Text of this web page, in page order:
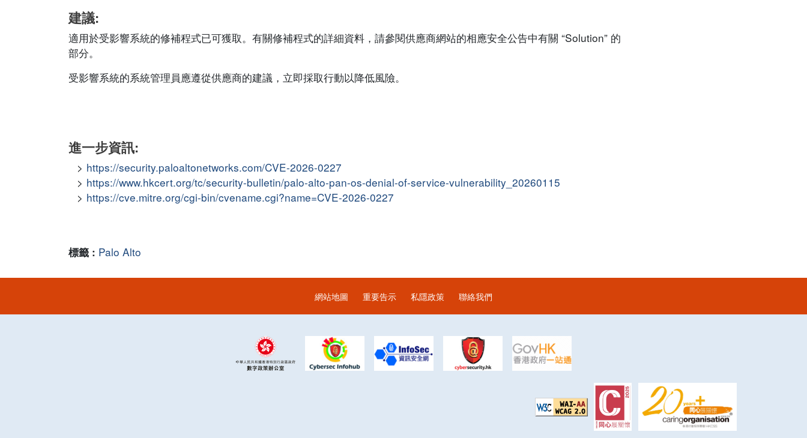
建議:
適用於受影響系統的修補程式已可獲取。有關修補程式的詳細資料，請參閱供應商網站的相應安全公告中有關 “Solution” 的
部分。
受影響系統的系統管理員應遵從供應商的建議，立即採取行動以降低風險。
進一步資訊:
https://security.paloaltonetworks.com/CVE-2026-0227
https://www.hkcert.org/tc/security-bulletin/palo-alto-pan-os-denial-of-service-vulnerability_20260115
https://cve.mitre.org/cgi-bin/cvename.cgi?name=CVE-2026-0227
標籤 : Palo Alto
網站地圖 重要告示 私隱政策 聯絡我們